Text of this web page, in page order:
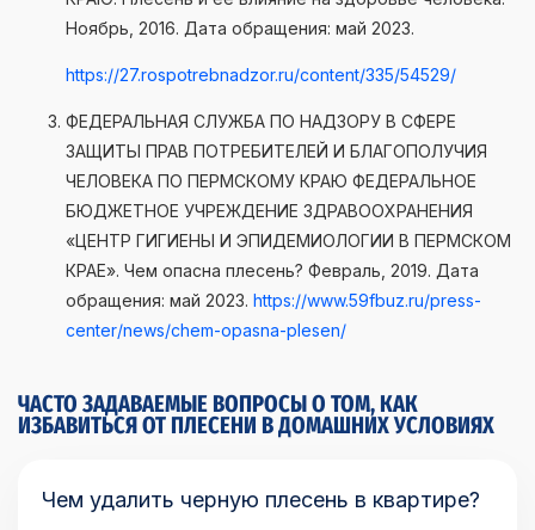
Ноябрь, 2016. Дата обращения: май 2023.
https://27.rospotrebnadzor.ru/content/335/54529/
ФЕДЕРАЛЬНАЯ СЛУЖБА ПО НАДЗОРУ В СФЕРЕ
ЗАЩИТЫ ПРАВ ПОТРЕБИТЕЛЕЙ И БЛАГОПОЛУЧИЯ
ЧЕЛОВЕКА ПО ПЕРМСКОМУ КРАЮ ФЕДЕРАЛЬНОЕ
БЮДЖЕТНОЕ УЧРЕЖДЕНИЕ ЗДРАВООХРАНЕНИЯ
«ЦЕНТР ГИГИЕНЫ И ЭПИДЕМИОЛОГИИ В ПЕРМСКОМ
КРАЕ». Чем опасна плесень? Февраль, 2019. Дата
обращения: май 2023. https://www.59fbuz.ru/press-
center/news/chem-opasna-plesen/
ЧАСТО ЗАДАВАЕМЫЕ ВОПРОСЫ О ТОМ, КАК
ИЗБАВИТЬСЯ ОТ ПЛЕСЕНИ В ДОМАШНИХ УСЛОВИЯХ
Чем удалить черную плесень в квартире?